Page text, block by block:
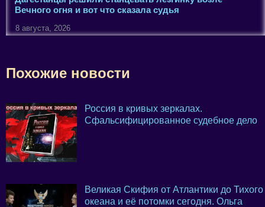
Вечного огня и вот что сказала судья
8 августа, 2026
Похожие новости
Россия в кривых зеркалах.
Сфальсифицированное судебное дело
Великая Скифия от Атлантики до Тихого
океана и её потомки сегодня. Ольга